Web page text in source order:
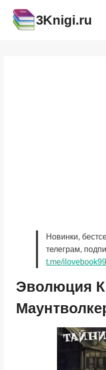
содержимому
3Knigi.ru
Новинки,
телеграм,
t.me/ilovebook99
Эволюция